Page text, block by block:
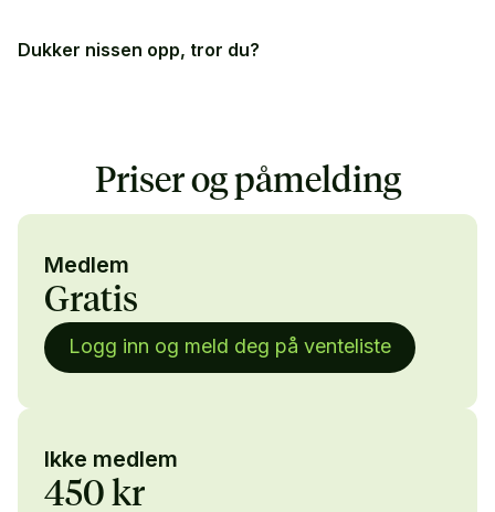
Dukker nissen opp, tror du?
Priser og påmelding
Medlem
Gratis
Logg inn og meld deg på venteliste
Ikke medlem
450 kr